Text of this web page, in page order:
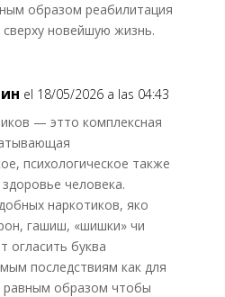
образом реабилитация
новейшую жизнь.
el 18/05/2026 a las 04:43
— этто комплексная
психологическое также
человека.
наркотиков, яко
гашиш, «шишки» чи
огласить буква
последствиям как для
равным образом чтобы